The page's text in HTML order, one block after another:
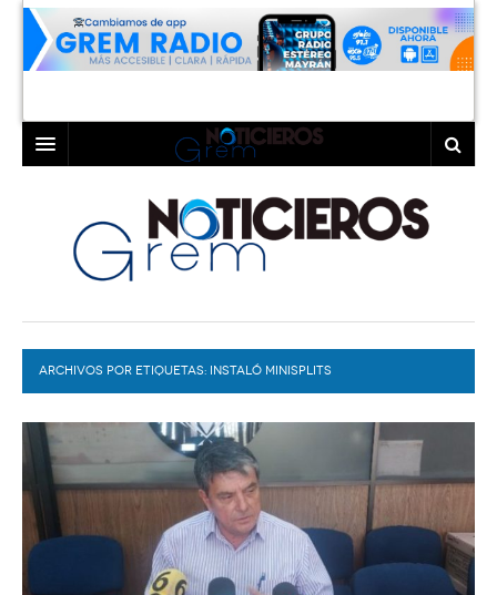
LAGUNA
TORREÓN
GÓMEZ PALACIO
LERDO
COAHUILA
DURANGO
DEPORTES
EXA
EL EXACTO
EXA INFORMA
CONTEXTOS
DIÁLOGOS CON LA HISTORIA
COLABORADORES
ACTUALIDADES GREM
ARCHIVOS POR ETIQUETAS: INSTALÓ MINISPLITS